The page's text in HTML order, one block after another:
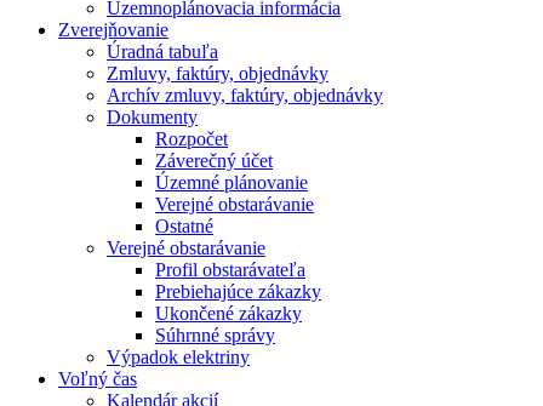
Územnoplánovacia informácia
Zverejňovanie
Úradná tabuľa
Zmluvy, faktúry, objednávky
Archív zmluvy, faktúry, objednávky
Dokumenty
Rozpočet
Záverečný účet
Územné plánovanie
Verejné obstarávanie
Ostatné
Verejné obstarávanie
Profil obstarávateľa
Prebiehajúce zákazky
Ukončené zákazky
Súhrnné správy
Výpadok elektriny
Voľný čas
Kalendár akcií